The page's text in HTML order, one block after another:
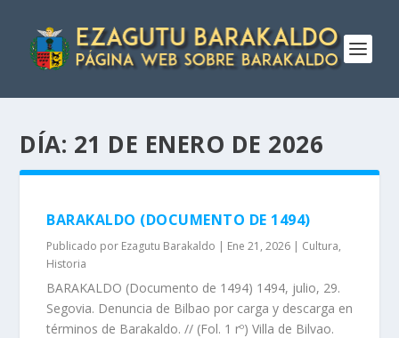
DÍA: 21 DE ENERO DE 2026
BARAKALDO (DOCUMENTO DE 1494)
Publicado por Ezagutu Barakaldo | Ene 21, 2026 | Cultura,
Historia
BARAKALDO (Documento de 1494) 1494, julio, 29.
Segovia. Denuncia de Bilbao por carga y descarga en
términos de Barakaldo. // (Fol. 1 rº) Villa de Bilvao.